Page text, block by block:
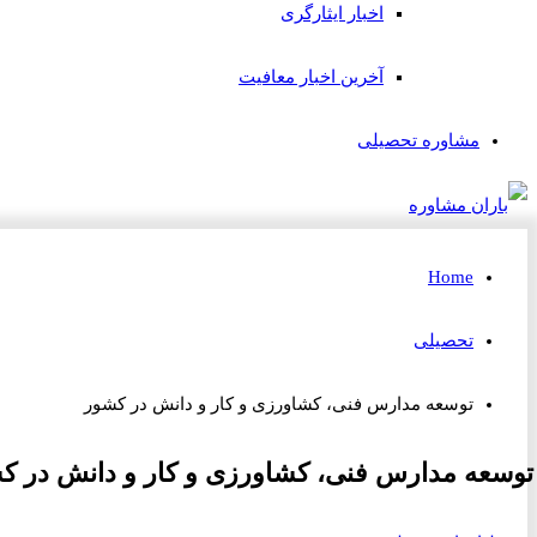
اخبار ایثارگری
آخرین اخبار معافیت
مشاوره تحصیلی
Home
تحصیلی
توسعه مدارس فنی، کشاورزی و کار و دانش در کشور
توسعه مدارس فنی، کشاورزی و کار و دانش در